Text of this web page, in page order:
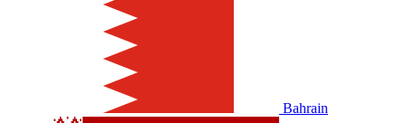
Bahrain